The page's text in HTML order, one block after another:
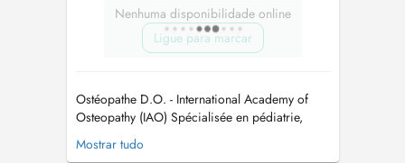
Nenhuma disponibilidade online
Ligue para marcar
Ostéopathe D.O. - International Academy of
Osteopathy (IAO) Spécialisée en pédiatrie,
grossesse et post-partum Je prends en charge
l'ostéopathie générale et sportive, ainsi que les
Mostrar tudo